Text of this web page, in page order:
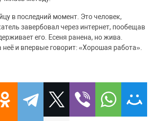
в последний момент. Это человек,
завербовал через интернет, пообещав
его. Есеня ранена, но жива.
неё и впервые говорит: «Хорошая работа».